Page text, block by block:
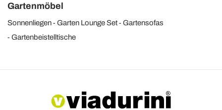
Gartenmöbel
Sonnenliegen Garten Lounge Set
Gartensofas
Gartenbeistelltische